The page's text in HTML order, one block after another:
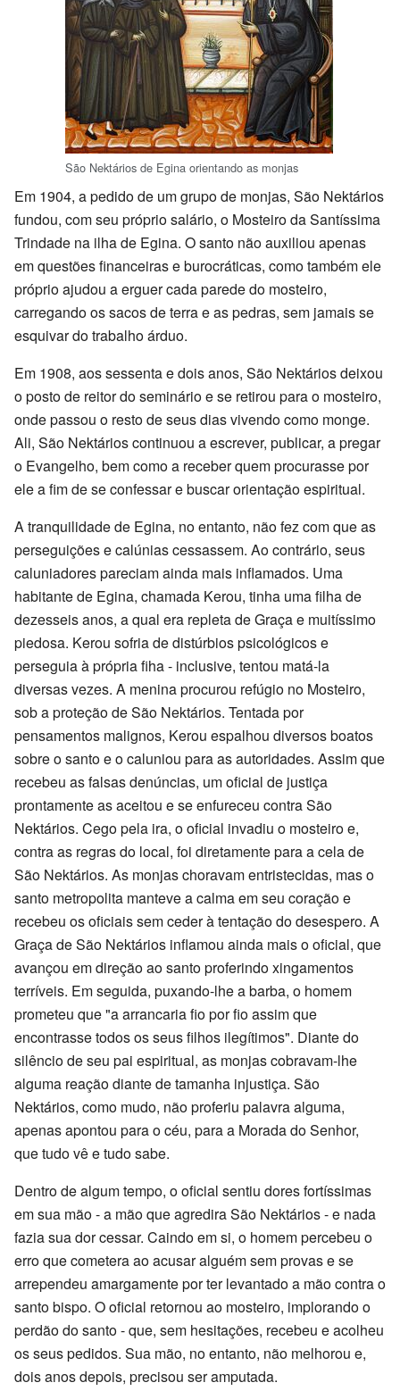
São Nektários de Egina orientando as monjas
Em 1904, a pedido de um grupo de monjas, São Nektários
fundou, com seu próprio salário, o Mosteiro da Santíssima
Trindade na ilha de Egina. O santo não auxiliou apenas
em questões financeiras e burocráticas, como também ele
próprio ajudou a erguer cada parede do mosteiro,
carregando os sacos de terra e as pedras, sem jamais se
esquivar do trabalho árduo.
Em 1908, aos sessenta e dois anos, São Nektários deixou
o posto de reitor do seminário e se retirou para o mosteiro,
onde passou o resto de seus dias vivendo como monge.
Ali, São Nektários continuou a escrever, publicar, a pregar
o Evangelho, bem como a receber quem procurasse por
ele a fim de se confessar e buscar orientação espiritual.
A tranquilidade de Egina, no entanto, não fez com que as
perseguições e calúnias cessassem. Ao contrário, seus
caluniadores pareciam ainda mais inflamados. Uma
habitante de Egina, chamada Kerou, tinha uma filha de
dezesseis anos, a qual era repleta de Graça e muitíssimo
piedosa. Kerou sofria de distúrbios psicológicos e
perseguia à própria fiha - inclusive, tentou matá-la
diversas vezes. A menina procurou refúgio no Mosteiro,
sob a proteção de São Nektários. Tentada por
pensamentos malignos, Kerou espalhou diversos boatos
sobre o santo e o caluniou para as autoridades. Assim que
recebeu as falsas denúncias, um oficial de justiça
prontamente as aceitou e se enfureceu contra São
Nektários. Cego pela ira, o oficial invadiu o mosteiro e,
contra as regras do local, foi diretamente para a cela de
São Nektários. As monjas choravam entristecidas, mas o
santo metropolita manteve a calma em seu coração e
recebeu os oficiais sem ceder à tentação do desespero. A
Graça de São Nektários inflamou ainda mais o oficial, que
avançou em direção ao santo proferindo xingamentos
terríveis. Em seguida, puxando-lhe a barba, o homem
prometeu que "a arrancaria fio por fio assim que
encontrasse todos os seus filhos ilegítimos". Diante do
silêncio de seu pai espiritual, as monjas cobravam-lhe
alguma reação diante de tamanha injustiça. São
Nektários, como mudo, não proferiu palavra alguma,
apenas apontou para o céu, para a Morada do Senhor,
que tudo vê e tudo sabe.
Dentro de algum tempo, o oficial sentiu dores fortíssimas
em sua mão - a mão que agredira São Nektários - e nada
fazia sua dor cessar. Caindo em si, o homem percebeu o
erro que cometera ao acusar alguém sem provas e se
arrependeu amargamente por ter levantado a mão contra o
santo bispo. O oficial retornou ao mosteiro, implorando o
perdão do santo - que, sem hesitações, recebeu e acolheu
os seus pedidos. Sua mão, no entanto, não melhorou e,
dois anos depois, precisou ser amputada.